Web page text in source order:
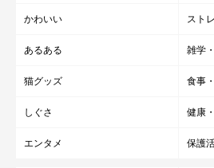
かわいい スト
あるある 雑学
猫グッズ 食事
しぐさ 健康
エンタメ 保護